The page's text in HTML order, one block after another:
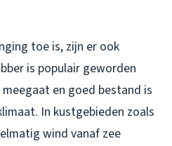
toe is, zijn er ook
is populair geworden
en goed bestand is
In kustgebieden zoals
wind vanaf zee